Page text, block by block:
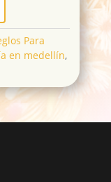
Para
en medellín,